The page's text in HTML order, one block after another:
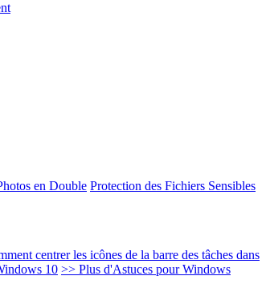
en Double Protection des Fichiers Sensibles
centrer les icônes de la barre des tâches dans
10 >> Plus d'Astuces pour Windows